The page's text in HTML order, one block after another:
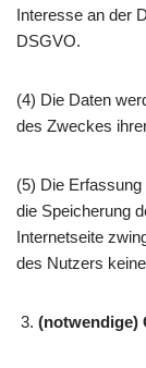
Interesse an der
DSGVO.
(4) Die Daten
des Zweckes
(5) Die
die Speicherung
Internetseite
des Nutzers
(notwendige)